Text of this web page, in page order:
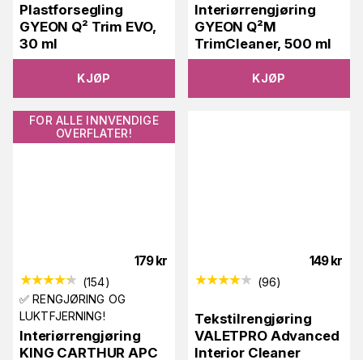
Plastforsegling
GYEON Q² Trim EVO,
30 ml
KJØP
Interiørrengjøring
GYEON Q²M
TrimCleaner, 500 ml
KJØP
FOR ALLE INNVENDIGE
OVERFLATER!
179 kr
(154)
✅ RENGJØRING OG
LUKTFJERNING!
Interiørrengjøring
KING CARTHUR APC
149 kr
(96)
Tekstilrengjøring
VALETPRO Advanced
Interior Cleaner